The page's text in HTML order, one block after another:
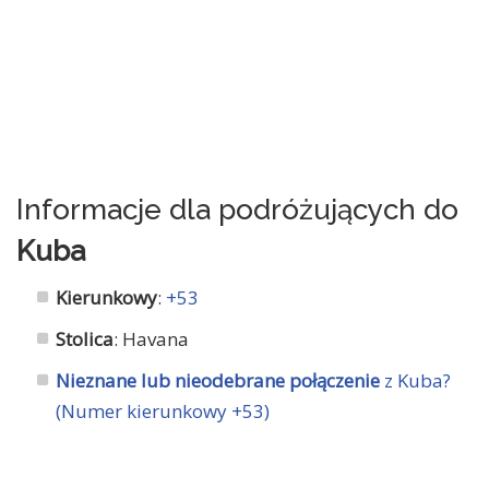
Informacje dla podróżujących do
Kuba
Kierunkowy: +53
Stolica: Havana
Nieznane lub nieodebrane połączenie z Kuba?
(Numer kierunkowy +53)